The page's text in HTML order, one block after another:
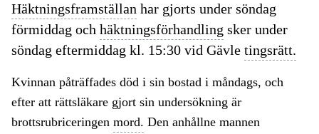
Häktningsframställan har gjorts under söndag
förmiddag och häktningsförhandling sker under
söndag eftermiddag kl. 15:30 vid Gävle tingsrätt.
Kvinnan påträffades död i sin bostad i måndags, och
efter att rättsläkare gjort sin undersökning är
brottsrubriceringen mord. Den anhållne mannen